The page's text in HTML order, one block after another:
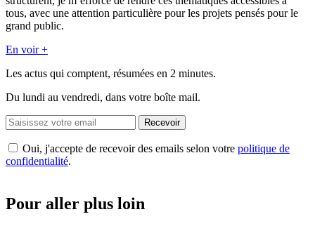
tous, avec une attention particulière pour les projets pensés pour le
grand public.
En voir +
Les actus qui comptent, résumées en 2 minutes.
Du lundi au vendredi, dans votre boîte mail.
Recevoir
Oui, j'accepte de recevoir des emails selon votre politique de
confidentialité.
Pour aller plus loin